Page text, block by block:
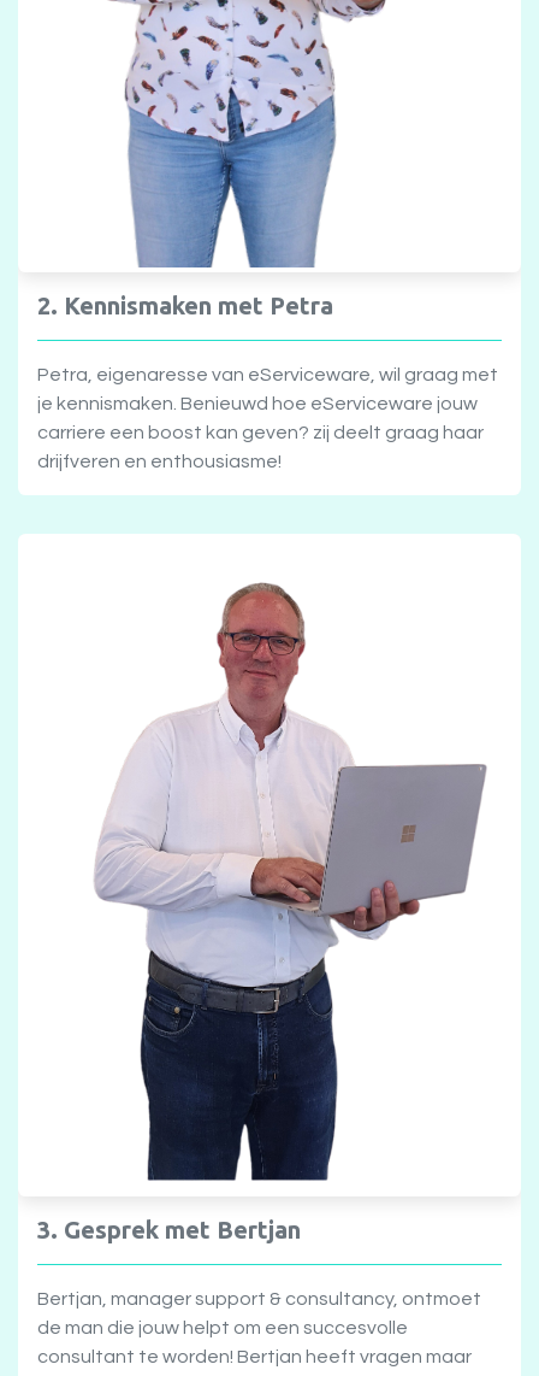
2. Kennismaken met Petra
Petra, eigenaresse van eServiceware, wil graag met
je kennismaken. Benieuwd hoe eServiceware jouw
carriere een boost kan geven? zij deelt graag haar
drijfveren en enthousiasme!
3. Gesprek met Bertjan
Bertjan, manager support & consultancy, ontmoet
de man die jouw helpt om een succesvolle
consultant te worden! Bertjan heeft vragen maar